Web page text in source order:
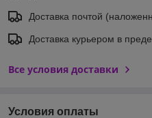
Доставка почтой
Доставка курьером в
Все условия доставки
Условия оплаты